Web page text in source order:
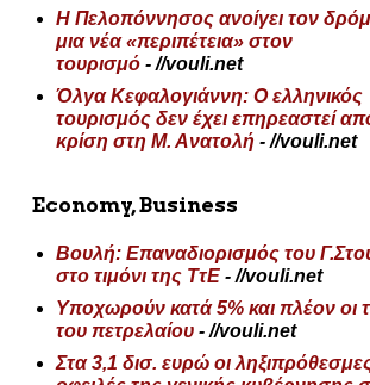
Η Πελοπόννησος ανοίγει τον
μια νέα «περιπέτεια» στον
τουρισμό - //vouli.net
Όλγα Κεφαλογιάννη: Ο ελληνικός
τουρισμός δεν έχει επηρεαστεί
κρίση στη Μ. Ανατολή - //vouli.net
Economy, Business
Βουλή: Επαναδιορισμός του
στο τιμόνι της ΤτΕ - //vouli.net
Υποχωρούν κατά 5% και πλέον οι
του πετρελαίου - //vouli.net
Στα 3,1 δισ. ευρώ οι